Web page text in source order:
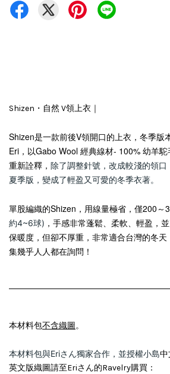
Shizen・自然 V領上衣｜
Shizen是一款前後V領開口的上衣，冬季版
Eri，以Gabo Wool 經典線材- 100% 幼羊
重新詮釋， 除了調整針號，改成較淺的領
夏季版，變成了輕盈又可愛的冬季衣著。
單股編織的Shizen，用線量極省，僅200～
約4~6球) ， 手感非常蓬鬆、 柔軟、 輕盈，並
保暖度，但卻不厚重， 非常適合台灣的冬
集幾乎人人都在詢問！
本材料包不含織圖。
本材料包與Eriさん獨家合作，並授權小島中
英文版織圖請至Eriさん的Ravelry購買：